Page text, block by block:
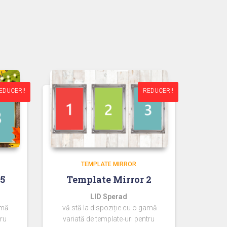
REDUCERI!
REDUCERI!
TEMPLATE MIRROR
Template Mirror 2
LID Sperad
vă stă la dispoziție cu o gamă
variată de template-uri pentru